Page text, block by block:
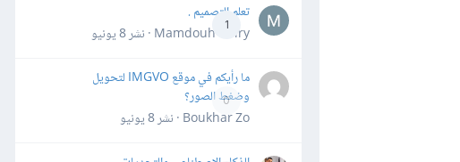
1
تعلم التصميم .
Mamdouh Khiry · نشر
8 يونيو
0
ما رأيكم في موقع IMGVO لتحويل
وضغط الصور؟
Boukhar Zo · نشر
8 يونيو